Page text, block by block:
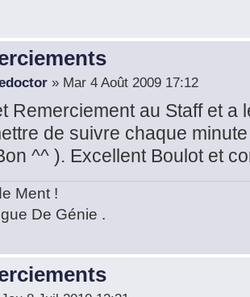
» Mar 4 Août 2009 17:12
Remerciement au Staff et a
de suivre chaque
^^ ). Excellent Boulot et
Ment !
De Génie .